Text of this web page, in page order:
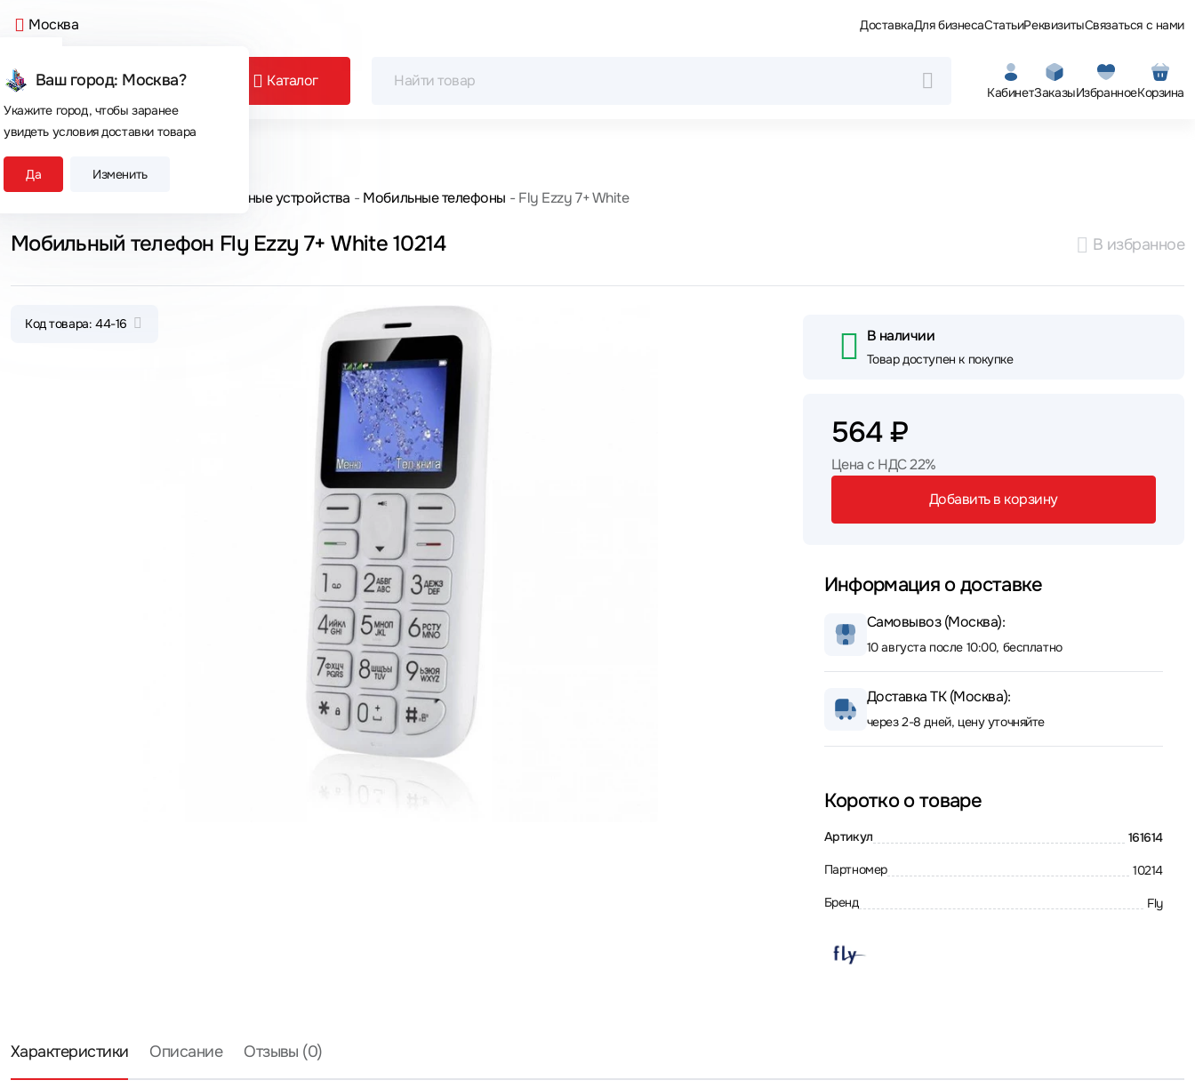
Москва
Ваш город: Москва?
Укажите город, чтобы заранее
увидеть условия доставки товара
Да Изменить
ДоставкаДля бизнесаСтатьиРеквизитыСвязаться с нами
Каталог
КабинетЗаказыИзбранноеКорзина
Сегодня покупают
Главная Мобильные устройства Мобильные телефоны Fly Ezzy 7+ White
Мобильный телефон Fly Ezzy 7+ White 10214 В избранное
Код товара: 44-16
В наличии
Товар доступен к покупке
564 ₽
Цена с НДС 22%
Добавить в корзину
Информация о доставке
Самовывоз (Москва):
10 августа после 10:00, бесплатно
Доставка ТК (Москва):
через 2-8 дней, цену уточняйте
Коротко о товаре
Артикул 161614
Партномер 10214
Бренд Fly
Характеристики Описание Отзывы (0)